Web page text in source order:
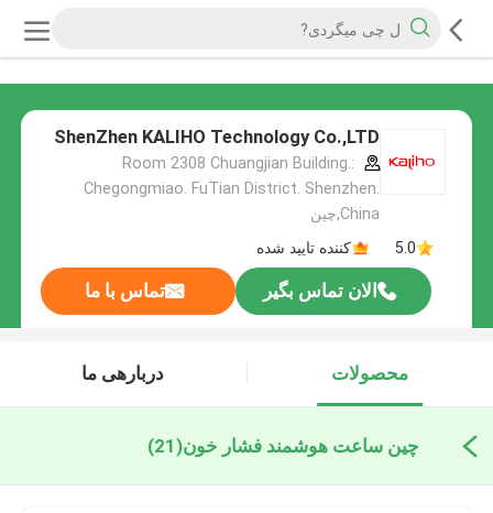
ShenZhen KALIHO Technology Co.,LTD
:Room 2308 Chuangjian Building.
Chegongmiao. FuTian District. Shenzhen.
China,چین
5.0
کننده تایید شده
الان تماس بگیر تماس با ما
محصولات دربارهی ما
چین ساعت هوشمند فشار خون(21)